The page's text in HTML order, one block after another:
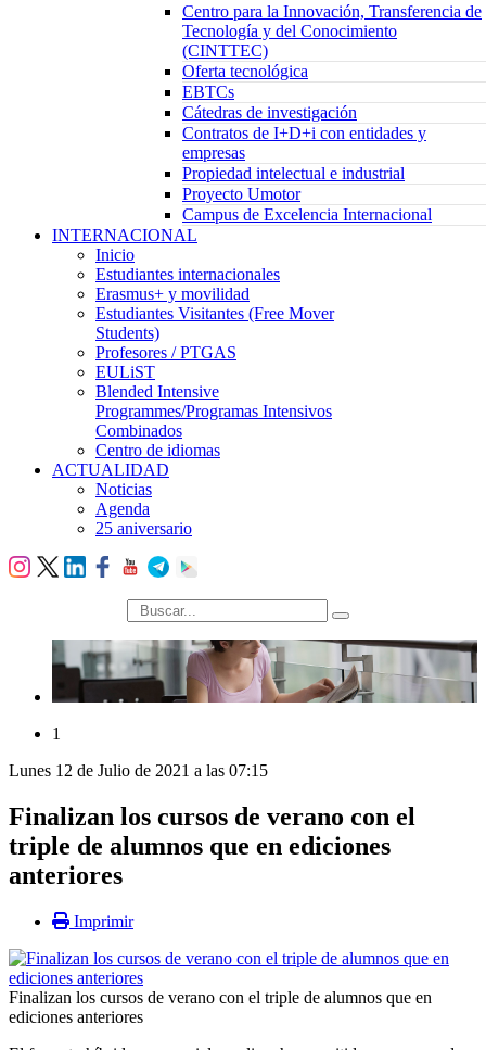
Centro para la Innovación, Transferencia de
Tecnología y del Conocimiento
(CINTTEC)
Oferta tecnológica
EBTCs
Cátedras de investigación
Contratos de I+D+i con entidades y
empresas
Propiedad intelectual e industrial
Proyecto Umotor
Campus de Excelencia Internacional
INTERNACIONAL
Inicio
Estudiantes internacionales
Erasmus+ y movilidad
Estudiantes Visitantes (Free Mover
Students)
Profesores / PTGAS
EULiST
Blended Intensive
Programmes/Programas Intensivos
Combinados
Centro de idiomas
ACTUALIDAD
Noticias
Agenda
25 aniversario
búsqueda
1
Lunes 12 de Julio de 2021 a las 07:15
Finalizan los cursos de verano con el
triple de alumnos que en ediciones
anteriores
Imprimir
Finalizan los cursos de verano con el triple de alumnos que en
ediciones anteriores